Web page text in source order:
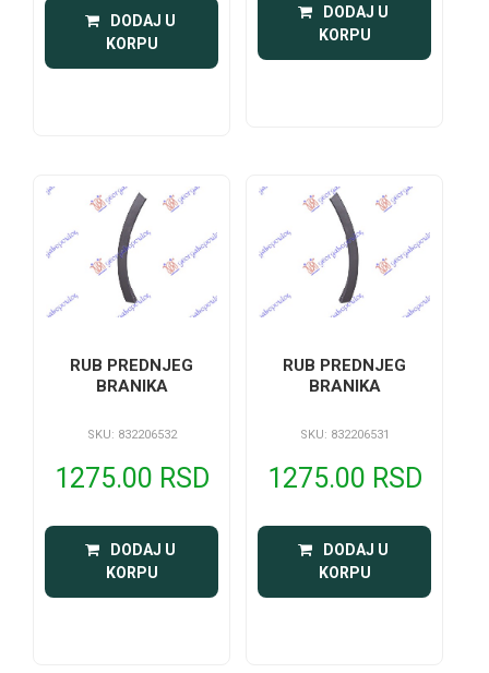
DODAJ U
KORPU
DODAJ U
KORPU
RUB PREDNJEG
BRANIKA
SKU: 832206532
1275.00 RSD
DODAJ U
KORPU
RUB PREDNJEG
BRANIKA
SKU: 832206531
1275.00 RSD
DODAJ U
KORPU